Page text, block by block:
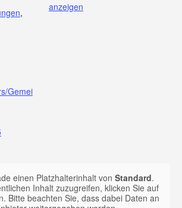
,
Gemei
anzeigen
einen Platzhalterinhalt von Standard.
Inhalt zuzugreifen, klicken Sie auf
Bitte beachten Sie, dass dabei Daten an